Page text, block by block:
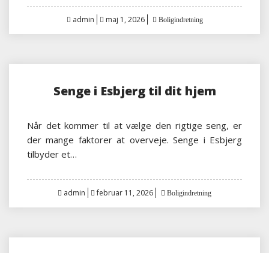
admin
Posted
maj 1, 2026 Boligindretning
Senge i Esbjerg til dit hjem
Når det kommer til at vælge den rigtige seng, er
der mange faktorer at overveje. Senge i Esbjerg
tilbyder et…
admin
Posted
februar 11, 2026 Boligindretning